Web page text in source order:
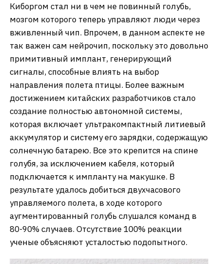
Киборгом стал ни в чем не повинный голубь,
мозгом которого теперь управляют люди через
вживленный чип. Впрочем, в данном аспекте не
так важен сам нейрочип, поскольку это довольно
примитивный имплант, генерирующий
сигналы, способные влиять на выбор
направления полета птицы. Более важным
достижением китайских разработчиков стало
создание полностью автономной системы,
которая включает ультракомпактный литиевый
аккумулятор и систему его зарядки, содержащую
солнечную батарею. Все это крепится на спине
голубя, за исключением кабеля, который
подключается к импланту на макушке. В
результате удалось добиться двухчасового
управляемого полета, в ходе которого
аугментированный голубь слушался команд в
80-90% случаев. Отсутствие 100% реакции
ученые объясняют усталостью подопытного.